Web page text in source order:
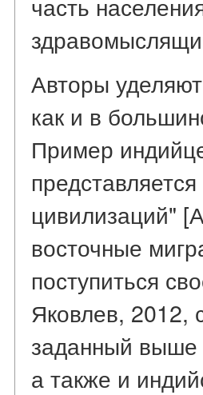
Авторы
как и в
Пример
цивилизаций"
восточные
поступиться
Яковлев, 2012,
заданный выше
а также и